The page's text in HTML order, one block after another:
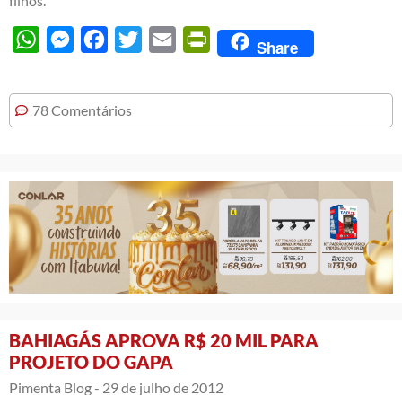
WhatsAppMessengerFacebook
Twitter Email PrintFriendly
Share
78 Comentários
BAHIAGÁS APROVA R$ 20 MIL PARA
PROJETO DO GAPA
Pimenta Blog - 29 de julho de 2012